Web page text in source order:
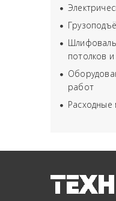
потолков и
работ